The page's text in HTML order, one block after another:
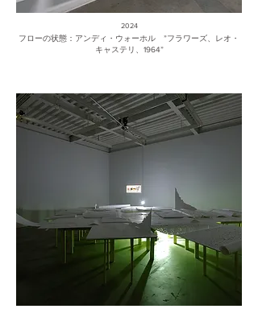
2024
フローの状態：アンディ・ウォーホル ”フラワーズ、レオ・
キャステリ、1964”